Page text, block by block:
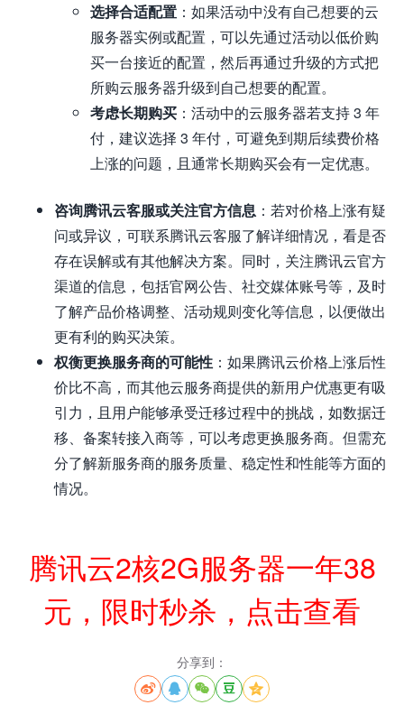
选择合适配置 ：如果活动中没有自己想要的云
服务器实例或配置，可以先通过活动以低价购
买一台接近的配置，然后再通过升级的方式把
所购云服务器升级到自己想要的配置。
考虑长期购买 ：活动中的云服务器若支持 3 年
付，建议选择 3 年付，可避免到期后续费价格
上涨的问题，且通常长期购买会有一定优惠。
咨询腾讯云客服或关注官方信息 ：若对价格上涨有疑
问或异议，可联系腾讯云客服了解详细情况，看是否
存在误解或有其他解决方案。同时，关注腾讯云官方
渠道的信息，包括官网公告、社交媒体账号等，及时
了解产品价格调整、活动规则变化等信息，以便做出
更有利的购买决策。
权衡更换服务商的可能性 ：如果腾讯云价格上涨后性
价比不高，而其他云服务商提供的新用户优惠更有吸
引力，且用户能够承受迁移过程中的挑战，如数据迁
移、备案转接入商等，可以考虑更换服务商。但需充
分了解新服务商的服务质量、稳定性和性能等方面的
情况。
腾讯云2核2G服务器一年38
元，限时秒杀，点击查看
分享到：
    